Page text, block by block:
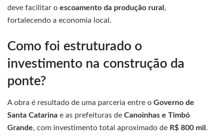
deve facilitar o escoamento da produção rural ,
fortalecendo a economia local.
Como foi estruturado o
investimento na construção da
ponte?
A obra é resultado de uma parceria entre o Governo de
Santa Catarina e as prefeituras de Canoinhas e Timbó
Grande, com investimento total aproximado de R$ 800 mil .